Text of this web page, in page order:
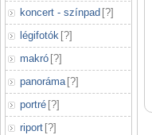
koncert - színpad [?]
légifotók [?]
makró [?]
panoráma [?]
portré [?]
riport [?]